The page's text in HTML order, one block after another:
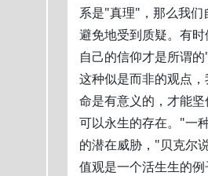
系是"真理"，那么我
避免地受到质疑。有
自己的信仰才是所谓
这种似是而非的观点
命是有意义的，才能坚
可以永生的存在。"一
的潜在威胁，"贝克尔
值观是一个活生生的